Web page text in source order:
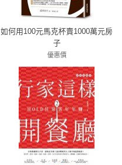
如何用100元馬克杯賣1000萬元房
子
優惠價
79折 269元